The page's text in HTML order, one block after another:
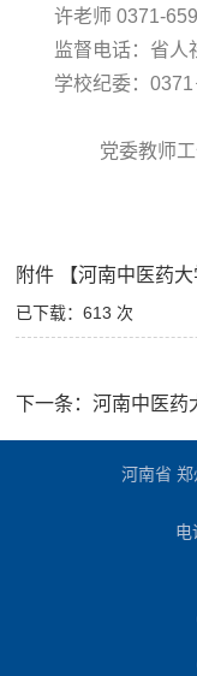
许老师 0371-
监督电话：省人
学校纪委：
党委教师
附件 【河南中医药
已下载：613 次
下一条：河南中医药
河南省
电